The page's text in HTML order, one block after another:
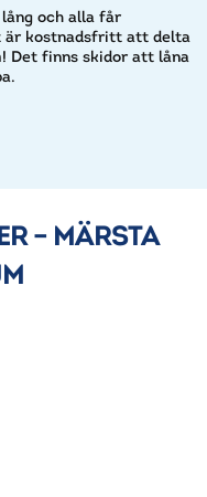
och alla får
är kostnadsfritt att delta
Det finns skidor att låna
– MÄRSTA